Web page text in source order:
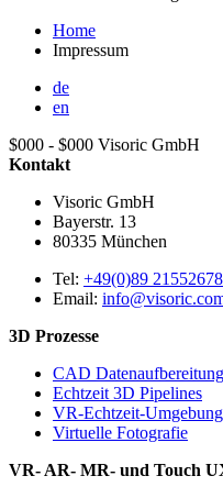
Home
Impressum
de
en
$000 - $000 Visoric GmbH
Kontakt
Visoric GmbH
Bayerstr. 13
80335 München
Tel: +49(0)89 21552678
Email:
3D Prozesse
CAD Datenaufbereitung
Echtzeit 3D Pipelines
VR-Echtzeit-Umgebung
Virtuelle Fotografie
VR- AR- MR- und Touch